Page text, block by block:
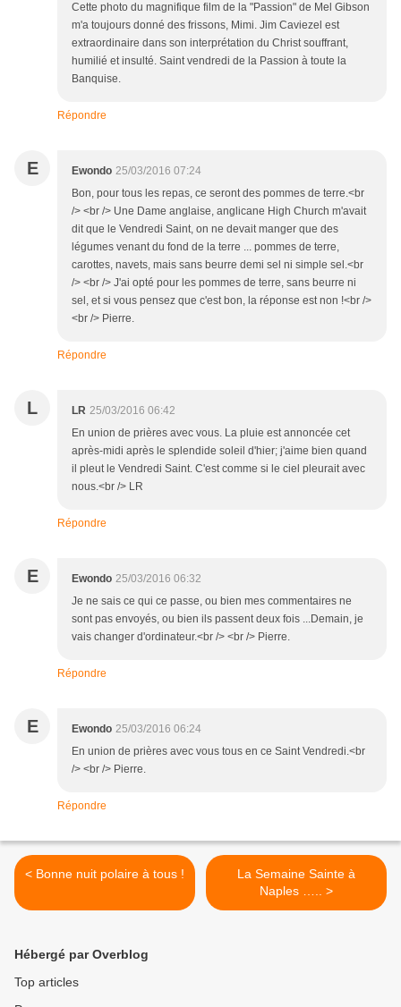
Cette photo du magnifique film de la "Passion" de Mel Gibson
m'a toujours donné des frissons, Mimi. Jim Caviezel est
extraordinaire dans son interprétation du Christ souffrant,
humilié et insulté. Saint vendredi de la Passion à toute la
Banquise.
Répondre
E Ewondo 25/03/2016 07:24
Bon, pour tous les repas, ce seront des pommes de terre.<br
/> <br /> Une Dame anglaise, anglicane High Church m'avait
dit que le Vendredi Saint, on ne devait manger que des
légumes venant du fond de la terre ... pommes de terre,
carottes, navets, mais sans beurre demi sel ni simple sel.<br
/> <br /> J'ai opté pour les pommes de terre, sans beurre ni
sel, et si vous pensez que c'est bon, la réponse est non !<br />
<br /> Pierre.
Répondre
L LR 25/03/2016 06:42
En union de prières avec vous. La pluie est annoncée cet
après-midi après le splendide soleil d'hier; j'aime bien quand
il pleut le Vendredi Saint. C'est comme si le ciel pleurait avec
nous.<br /> LR
Répondre
E Ewondo 25/03/2016 06:32
Je ne sais ce qui ce passe, ou bien mes commentaires ne
sont pas envoyés, ou bien ils passent deux fois ...Demain, je
vais changer d'ordinateur.<br /> <br /> Pierre.
Répondre
E Ewondo 25/03/2016 06:24
En union de prières avec vous tous en ce Saint Vendredi.<br
/> <br /> Pierre.
Répondre
< Bonne nuit polaire à tous !
La Semaine Sainte à
Naples ….. >
Hébergé par Overblog
Top articles